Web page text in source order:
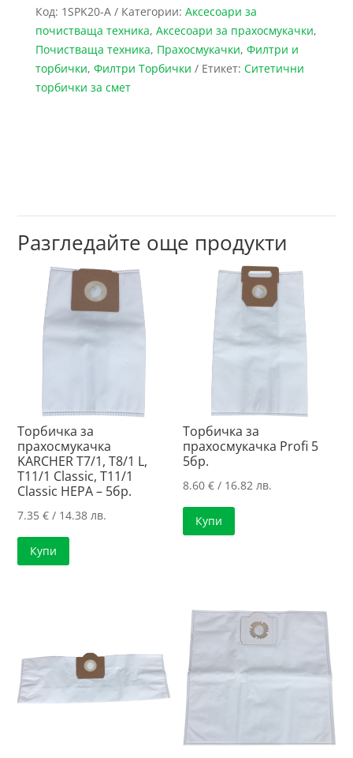
Код: 1SPK20-A Категории: Аксесоари за
почистваща техника, Аксесоари за прахосмукачки,
Почистваща техника, Прахосмукачки, Филтри и
торбички, Филтри Торбички Етикет: Ситетични
торбички за смет
Разгледайте още продукти
Торбичка за
прахосмукачка
KARCHER T7/1, T8/1 L,
Т11/1 Classic, Т11/1
Classic HEPA – 5бр.
7.35€ / 14.38 лв.
Купи
Торбичка за
прахосмукачка Profi 5
5бр.
8.60€ / 16.82 лв.
Купи